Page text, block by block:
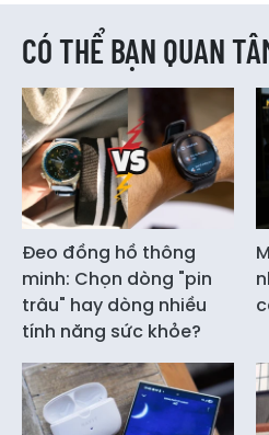
CÓ THỂ BẠN QUAN
Đeo đồng hồ thông
minh: Chọn dòng "pin
trâu" hay dòng nhiều
tính năng sức khỏe?